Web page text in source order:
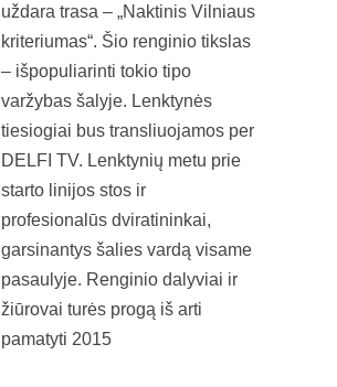
uždara trasa – „Naktinis Vilniaus
kriteriumas“. Šio renginio tikslas
– išpopuliarinti tokio tipo
varžybas šalyje. Lenktynės
tiesiogiai bus transliuojamos per
DELFI TV. Lenktynių metu prie
starto linijos stos ir
profesionalūs dviratininkai,
garsinantys šalies vardą visame
pasaulyje. Renginio dalyviai ir
žiūrovai turės progą iš arti
pamatyti 2015